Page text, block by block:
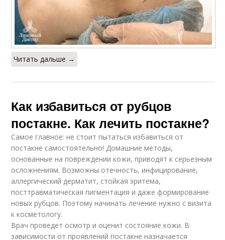
Читать дальше →
Как избавиться от рубцов
постакне. Как лечить постакне?
Самое главное: не стоит пытаться избавиться от
постакне самостоятельно! Домашние методы,
основанные на повреждении кожи, приводят к серьезным
осложнениям. Возможны отечность, инфицирование,
аллергический дерматит, стойкая эритема,
посттравматическая пигментация и даже формирование
новых рубцов. Поэтому начинать лечение нужно с визита
к косметологу.
Врач проведет осмотр и оценит состояние кожи. В
зависимости от проявлений постакне назначается